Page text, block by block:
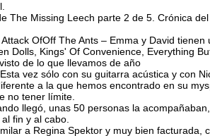
The Missing Leech parte 2 de 5. Crónica
OfOff The Ants – Emma y David
Dolls, Kings' Of Convenience, Everything
de lo que llevamos de año
vez sólo con su guitarra acústica y con
a la que hemos encontrado en su
no tener límite.
llegó, unas 50 personas la
fin y al cabo.
a Regina Spektor y muy bien facturada,